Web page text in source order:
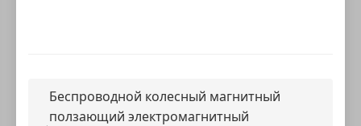
Беспроводной колесный магнитный
ползающий электромагнитный